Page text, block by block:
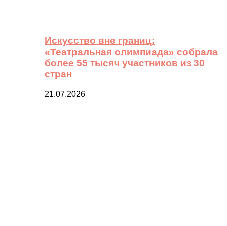
Искусство вне границ:
«Театральная олимпиада» собрала
более 55 тысяч участников из 30
стран
21.07.2026